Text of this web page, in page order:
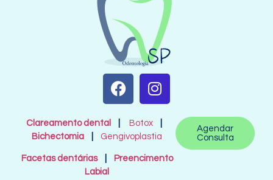
Clareamento dental Botox
Bichectomia
Gengivoplastia
Facetas dentárias
Preencimento
Labial
Agendar
Consulta